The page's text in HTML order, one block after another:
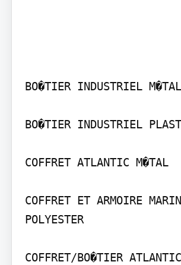
BO�TIER INDUSTRIEL M�TAL
BO�TIER INDUSTRIEL
COFFRET ATLANTIC M�TAL
COFFRET ET ARMOIRE
POLYESTER
COFFRET/BO�TIER